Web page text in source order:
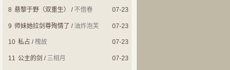
07-23
8 悬黎于野（双重生） / 不借春
07-23
9 师妹她拉剑尊殉情了 / 油炸泡芙
07-23
10 私占 /槐故
07-23
11 公主的剑 / 三相月